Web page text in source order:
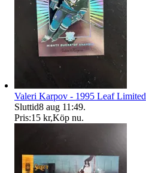
Valeri Karpov - 1995 Leaf Limited
Sluttid8 aug 11:49.
Pris:15 kr,Köp nu.